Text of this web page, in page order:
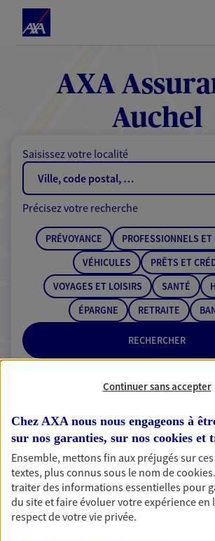
Accéder
contenu
principal
Accéder
au
de
AXA
Auchel
Saisissez votre localité
RECHERCHER
Précisez votre recherche
PRÉVOYANCE
PROFESSIONNELS
VÉHICULES
PRÊTS ET
VOYAGES ET LOISIRS
SANTÉ
ÉPARGNE
RETRAITE
2 résultats correspondent à votre
recherche
Liste
Continuer sans accepter
Chez AXA nous nous engageons à
sur nos garanties, sur nos cookies et
Ensemble, mettons fin aux préjugés sur
textes, plus connus sous le nom decookies
traiter des informations essentielles pour
du site et faire évoluer votre expérience en
respect de votre vie privée.